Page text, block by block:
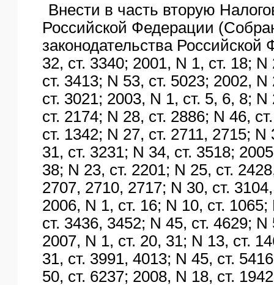
Внести в часть вторую
Российской Федерации
законодательства
32, ст. 3340; 2001, N 1, ст. 18;
ст. 3413; N 53, ст. 5023; 2002,
ст. 3021; 2003, N 1, ст. 5, 6, 8;
ст. 2174; N 28, ст. 2886; N 46,
ст. 1342; N 27, ст. 2711, 2715;
31, ст. 3231; N 34, ст. 3518;
38; N 23, ст. 2201; N 25, ст.
2707, 2710, 2717; N 30, ст.
2006, N 1, ст. 16; N 10, ст.
ст. 3436, 3452; N 45, ст. 4629;
2007, N 1, ст. 20, 31; N 13, ст.
31, ст. 3991, 4013; N 45, ст.
50, ст. 6237; 2008, N 18, ст.